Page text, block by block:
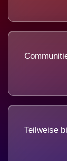
Teilweise